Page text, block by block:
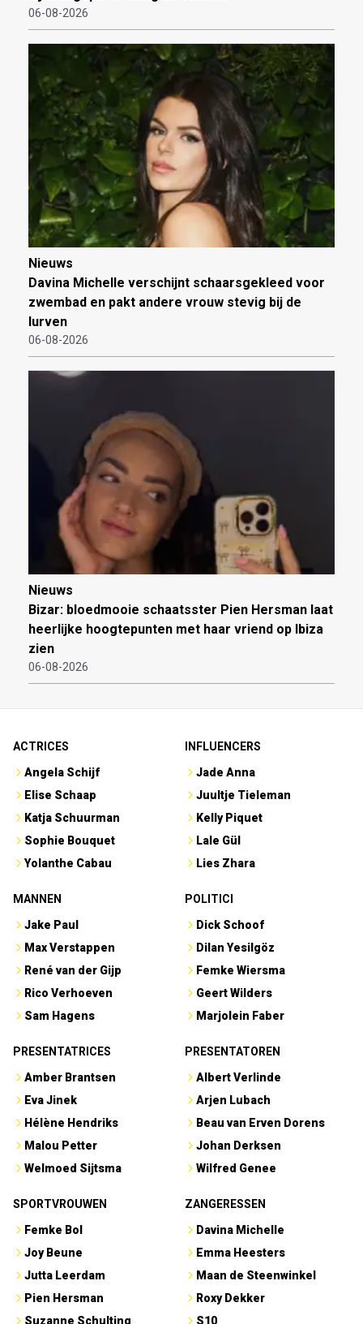
06-08-2026
Nieuws
Davina Michelle verschijnt schaarsgekleed voor
zwembad en pakt andere vrouw stevig bij de
lurven
06-08-2026
Nieuws
Bizar: bloedmooie schaatsster Pien Hersman laat
heerlijke hoogtepunten met haar vriend op Ibiza
zien
06-08-2026
ACTRICES
Angela Schijf
Elise Schaap
Katja Schuurman
Sophie Bouquet
Yolanthe Cabau
INFLUENCERS
Jade Anna
Juultje Tieleman
Kelly Piquet
Lale Gül
Lies Zhara
MANNEN
Jake Paul
Max Verstappen
René van der Gijp
Rico Verhoeven
Sam Hagens
POLITICI
Dick Schoof
Dilan Yesilgöz
Femke Wiersma
Geert Wilders
Marjolein Faber
PRESENTATRICES
Amber Brantsen
Eva Jinek
Hélène Hendriks
Malou Petter
Welmoed Sijtsma
PRESENTATOREN
Albert Verlinde
Arjen Lubach
Beau van Erven Dorens
Johan Derksen
Wilfred Genee
SPORTVROUWEN
Femke Bol
Joy Beune
Jutta Leerdam
Pien Hersman
Suzanne Schulting
ZANGERESSEN
Davina Michelle
Emma Heesters
Maan de Steenwinkel
Roxy Dekker
S10